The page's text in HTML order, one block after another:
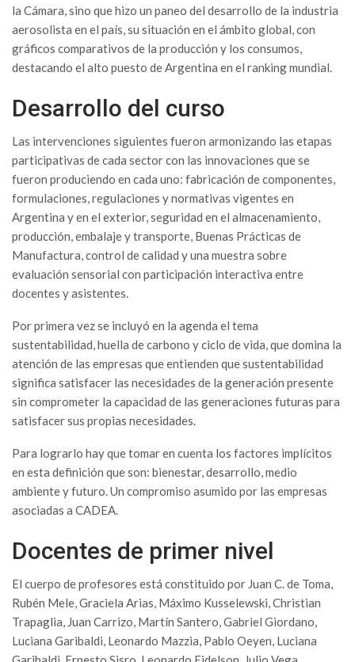
la Cámara, sino que hizo un paneo del desarrollo de la industria
aerosolista en el país, su situación en el ámbito global, con
gráficos comparativos de la producción y los consumos,
destacando el alto puesto de Argentina en el ranking mundial.
Desarrollo del curso
Las intervenciones siguientes fueron armonizando las etapas
participativas de cada sector con las innovaciones que se
fueron produciendo en cada uno: fabricación de componentes,
formulaciones, regulaciones y normativas vigentes en
Argentina y en el exterior, seguridad en el almacenamiento,
producción, embalaje y transporte, Buenas Prácticas de
Manufactura, control de calidad y una muestra sobre
evaluación sensorial con participación interactiva entre
docentes y asistentes.
Por primera vez se incluyó en la agenda el tema
sustentabilidad, huella de carbono y ciclo de vida, que domina la
atención de las empresas que entienden que sustentabilidad
significa satisfacer las necesidades de la generación presente
sin comprometer la capacidad de las generaciones futuras para
satisfacer sus propias necesidades.
Para lograrlo hay que tomar en cuenta los factores implícitos
en esta definición que son: bienestar, desarrollo, medio
ambiente y futuro. Un compromiso asumido por las empresas
asociadas a CADEA.
Docentes de primer nivel
El cuerpo de profesores está constituido por Juan C. de Toma,
Rubén Mele, Graciela Arias, Máximo Kusselewski, Christian
Trapaglia, Juan Carrizo, Martín Santero, Gabriel Giordano,
Luciana Garibaldi, Leonardo Mazzia, Pablo Oeyen, Luciana